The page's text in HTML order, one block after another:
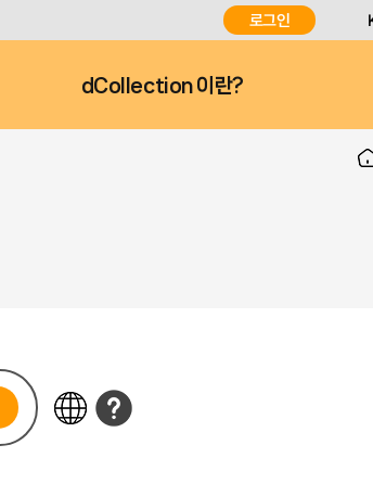
로그인
dCollection 이란?